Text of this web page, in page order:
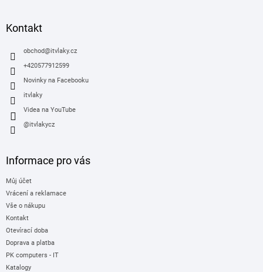
Kontakt
obchod@itvlaky.cz
+420577912599
Novinky na Facebooku
itvlaky
Videa na YouTube
@itvlakycz
Informace pro vás
Můj účet
Vrácení a reklamace
Vše o nákupu
Kontakt
Otevírací doba
Doprava a platba
PK computers - IT
Katalogy